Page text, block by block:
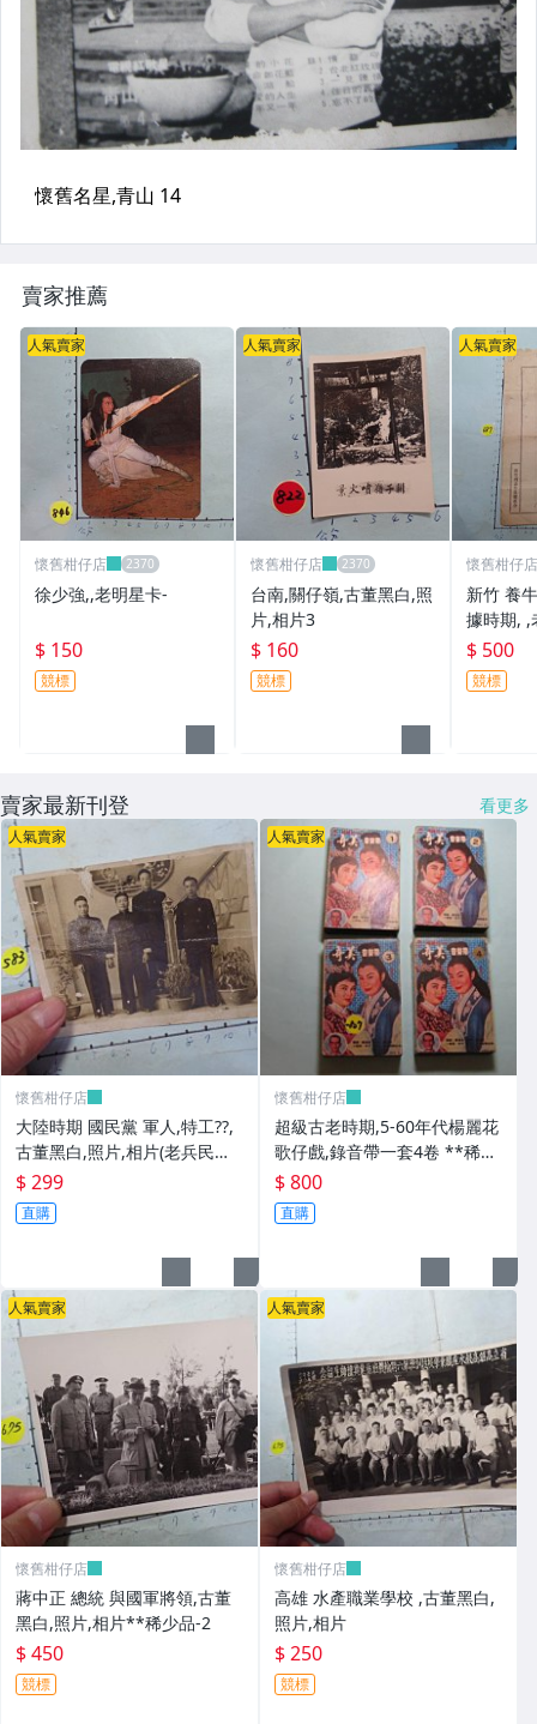
賣家推薦
人氣賣家
懷舊柑仔店
徐少強,,老明星卡-
$ 150
競標
人氣賣家
懷舊柑仔店
台南,關仔嶺,古董黑白,照
片,相片3
$ 160
競標
人氣賣家
懷舊柑仔店
新竹 養
據時期, ,老
品
$ 500
競標
賣家最新刊登 看更多
人氣賣家
懷舊柑仔店
大陸時期 國民黨 軍人,特工??,
古董黑白,照片,相片(老兵民國3
8年從大陸帶來台灣的) **稀少
品6
$ 299
直購
人氣賣家
懷舊柑仔店
超級古老時期,5-60年代楊麗花
歌仔戲,錄音帶一套4卷 **稀少
品
$ 800
直購
人氣賣家
懷舊柑仔店
蔣中正 總統 與國軍將領,古董
黑白,照片,相片**稀少品-2
$ 450
競標
人氣賣家
懷舊柑仔店
高雄 水產職業學校 ,古董黑白,
照片,相片
$ 250
競標